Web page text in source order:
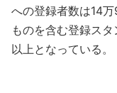
への登録者数は14
ものを含む登録ス
以上となっている。